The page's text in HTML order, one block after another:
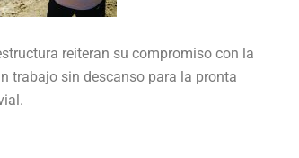
reiteran su compromiso con la
trabajo sin descanso para la pronta